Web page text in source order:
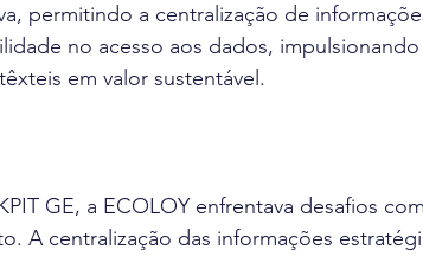
permitindo a centralização de
no acesso aos dados,
em valor sustentável.
GE, a ECOLOY enfrentava desafios
A centralização das informações